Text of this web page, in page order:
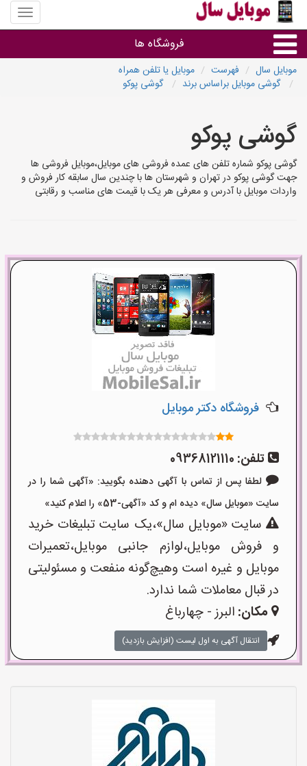
منوی
سایت
سال
فروشگاه ها
موبایل و تبلت
فروشگاه های موبایل
موبایل سال فهرست
موبایل یا تلفن همراه
گوشی موبایل براساس برند
گوشی پوکو
گوشی پوکو
گوشی پوکو شماره تلفن های عمده فروشی های موبایل،موبایل فروشی ها
جهت گوشی پوکو در تهران و شهرستان ها با چندین سال سابقه کار فروش و
واردات موبایل با آدرس و معرفی هر یک با قیمت های مناسب و رقابتی
فروشگاه دکتر موبایل
تلفن: 09368121110
لطفا پس از تماس با آگهی دهنده بگویید: «آگهی شما را در
سایت «موبایل سال» دیده ام و کد «آگهی-53» را اعلام کنید»
سایت «موبایل سال»،یک سایت تبلیغات خرید
و فروش موبایل،لوازم جانبی موبایل،تعمیرات
موبایل و غیره است وهیچ‌گونه منفعت و مسئولیتی
در قبال معاملات شما ندارد.
مکان: البرز - چهارباغ
انتقال آگهی به اول لیست (افزایش بازدید)